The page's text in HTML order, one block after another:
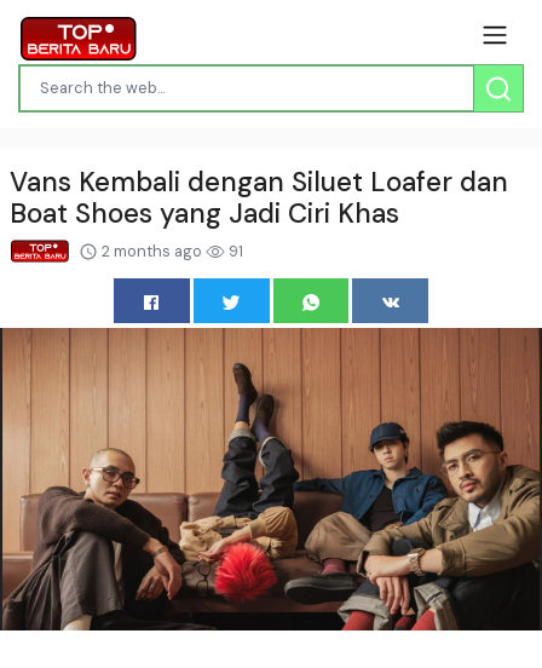
Vans Kembali dengan Siluet Loafer dan
Boat Shoes yang Jadi Ciri Khas
2 months ago 91